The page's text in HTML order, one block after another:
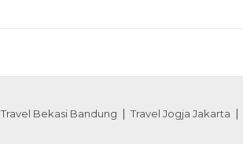
Travel Bekasi Bandung Travel Jogja Jakarta